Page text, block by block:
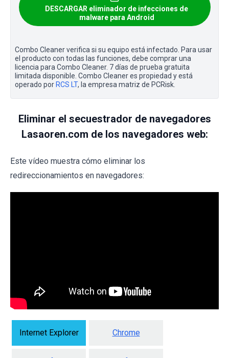
DESCARGAR eliminador de infecciones de
malware para Android
Combo Cleaner verifica si su equipo está infectado. Para usar
el producto con todas las funciones, debe comprar una
licencia para Combo Cleaner. 7 días de prueba gratuita
limitada disponible. Combo Cleaner es propiedad y está
operado por RCS LT, la empresa matriz de PCRisk.
Eliminar el secuestrador de navegadores
Lasaoren.com de los navegadores web:
Este vídeo muestra cómo eliminar los
redireccionamientos en navegadores:
Internet Explorer Chrome